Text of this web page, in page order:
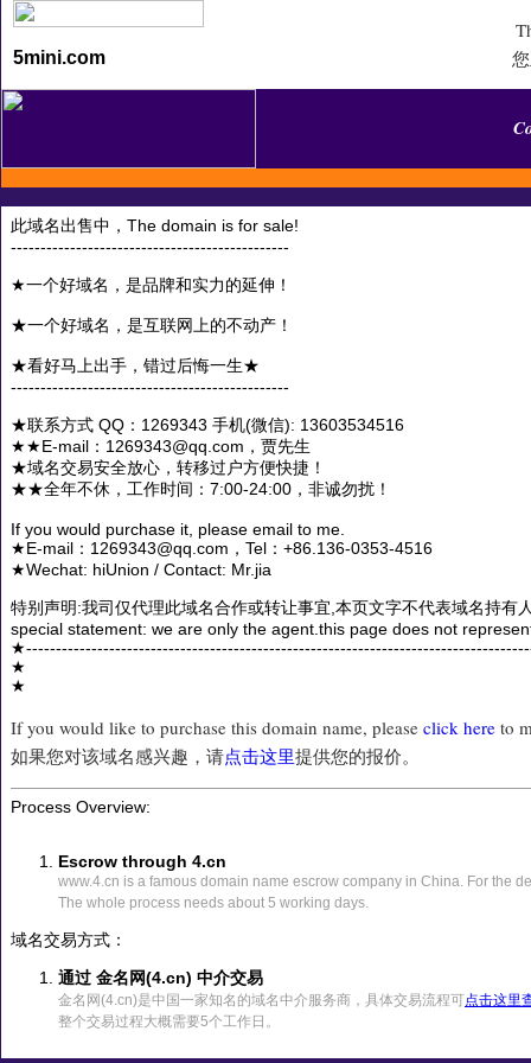
5mini.com
此域名出售中，The domain is for sale!
-----------------------------------------------
★一个好域名，是品牌和实力的延伸！
★一个好域名，是互联网上的不动产！
★看好马上出手，错过后悔一生★
-----------------------------------------------
★联系方式 QQ：1269343 手机(微信): 13603534516
★★E-mail：1269343@qq.com，贾先生
★域名交易安全放心，转移过户方便快捷！
★★全年不休，工作时间：7:00-24:00，非诚勿扰！
If you would purchase it, please email to me.
★E-mail：1269343@qq.com，Tel：+86.136-0353-4516
★Wechat: hiUnion / Contact: Mr.jia
特别声明:我司仅代理此域名合作或转让事宜,本页文字不代表域名持有
special statement: we are only the agent.this page does not
★
★
If you would like to purchase this domain name, please click here to
如果您对该域名感兴趣，请点击这里提供您的报价。
Process Overview:
Escrow through 4.cn
www.4.cn is a famous domain name escrow company in China. For the
The whole process needs about 5 working days.
域名交易方式：
通过 金名网(4.cn) 中介交易
金名网(4.cn)是中国一家知名的域名中介服务商，具体交易流程可点击这里
整个交易过程大概需要5个工作日。